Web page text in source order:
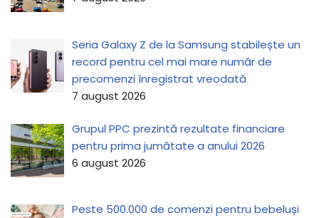
Seria Galaxy Z de la Samsung stabilește un
record pentru cel mai mare număr de
precomenzi înregistrat vreodată
7 august 2026
Grupul PPC prezintă rezultate financiare
pentru prima jumătate a anului 2026
6 august 2026
Peste 500.000 de comenzi pentru bebeluși